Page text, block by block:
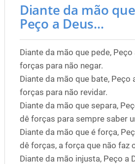
Diante da mão
Peço a Deus...
Diante da mão que pede,
forças para não negar.
Diante da mão que bate, Peço
forças para não revidar.
Diante da mão que separa,
dê forças para sempre saber
Diante da mão que é força,
dê forças, a força que não faz
Diante da mão injusta, Peço a